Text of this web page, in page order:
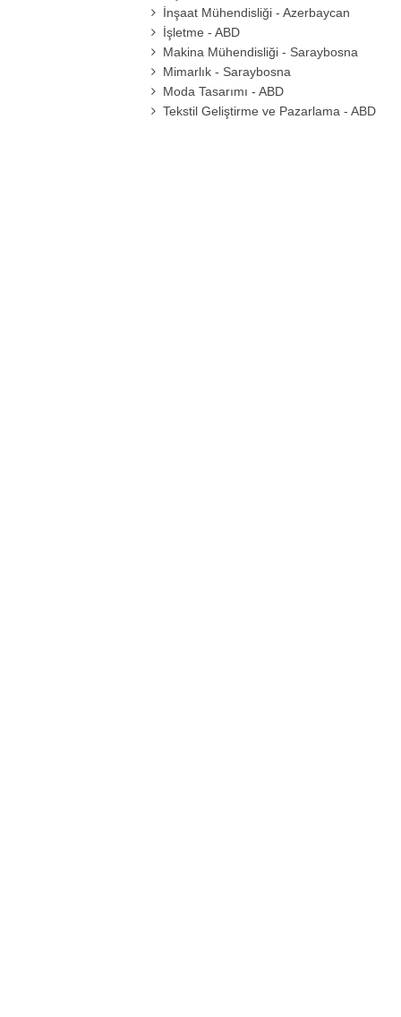
İnşaat Mühendisliği - Azerbaycan
İşletme - ABD
Makina Mühendisliği - Saraybosna
Mimarlık - Saraybosna
Moda Tasarımı - ABD
Tekstil Geliştirme ve Pazarlama - ABD